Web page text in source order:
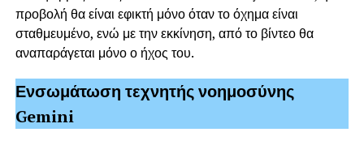
προβολή θα είναι εφικτή μόνο όταν το όχημα είναι
σταθμευμένο, ενώ με την εκκίνηση, από το βίντεο θα
αναπαράγεται μόνο ο ήχος του.
Ενσωμάτωση τεχνητής νοημοσύνης
Gemini